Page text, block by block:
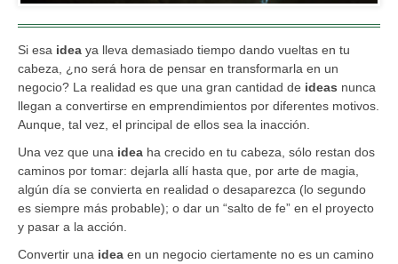
Si esa idea ya lleva demasiado tiempo dando vueltas en tu
cabeza, ¿no será hora de pensar en transformarla en un
negocio? La realidad es que una gran cantidad de ideas nunca
llegan a convertirse en emprendimientos por diferentes motivos.
Aunque, tal vez, el principal de ellos sea la inacción.
Una vez que una idea ha crecido en tu cabeza, sólo restan dos
caminos por tomar: dejarla allí hasta que, por arte de magia,
algún día se convierta en realidad o desaparezca (lo segundo
es siempre más probable); o dar un “salto de fe” en el proyecto
y pasar a la acción.
Convertir una idea en un negocio ciertamente no es un camino